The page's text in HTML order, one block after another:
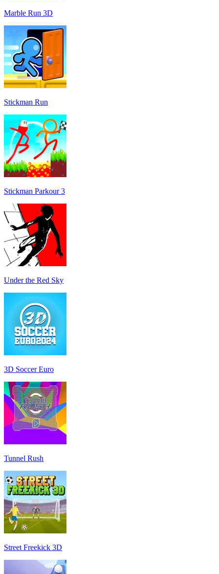
Marble Run 3D
Stickman Run
Stickman Parkour 3
Under the Red Sky
3D Soccer Euro
Tunnel Rush
Street Freekick 3D